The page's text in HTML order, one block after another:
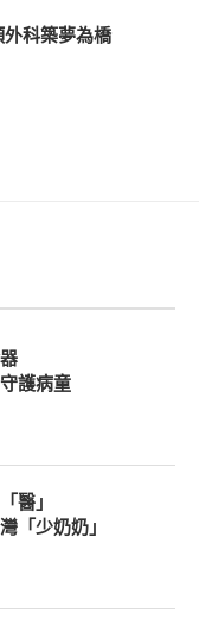
科築夢為橋
護病童
醫」
「少奶奶」